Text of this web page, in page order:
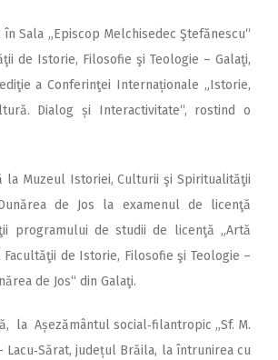
Sala „Episcop Melchisedec Ştefănescu“
de Istorie, Filosofie şi Teologie – Galaţi,
a Conferinţei Internaționale „Is­to­­rie,
Dia­log și Interactivitate“, rostind o
la Muzeul Istoriei, Culturii şi Spiritualităţii
de Jos la examenul de licenţă
programului de studii de licenţă „Artă
Facultăţii de Istorie, Filosofie şi Teologie –
de Jos“ din Galaţi.
la Așezământul social‑filantropic „Sf. M.
Lacu‑Sărat, județul Brăila, la întrunirea cu